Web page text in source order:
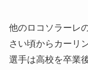
他のロコソラーレ
さい頃からカーリ
選手は高校を卒業